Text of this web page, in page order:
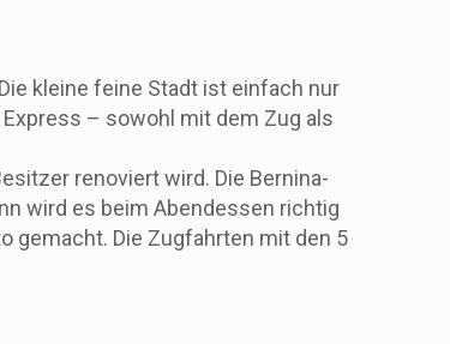
kleine feine Stadt ist einfach nur
– sowohl mit dem Zug als
renoviert wird. Die Bernina-
wird es beim Abendessen richtig
gemacht. Die Zugfahrten mit den 5